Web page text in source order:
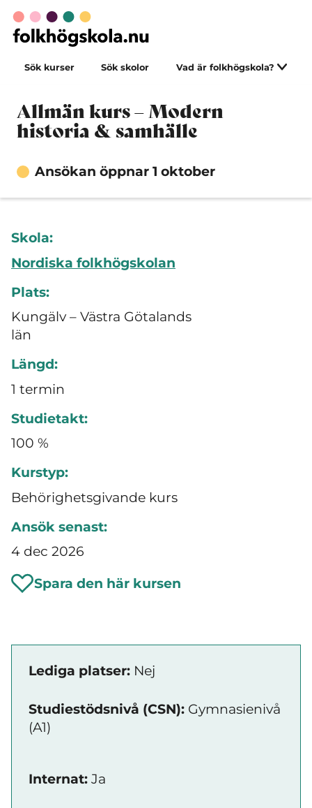
Sök kurser Sök skolor Vad är folkhögskola?
Allmän kurs – Modern
historia & samhälle
Ansökan öppnar 1 oktober
Skola:
Nordiska folkhögskolan
Plats:
Kungälv – Västra Götalands
län
Längd:
1 termin
Studietakt:
100 %
Kurstyp:
Behörighetsgivande kurs
Ansök senast:
4 dec 2026
Spara den här kursen
Lediga platser: Nej
Studiestödsnivå (CSN): Gymnasienivå
(A1)
Internat: Ja